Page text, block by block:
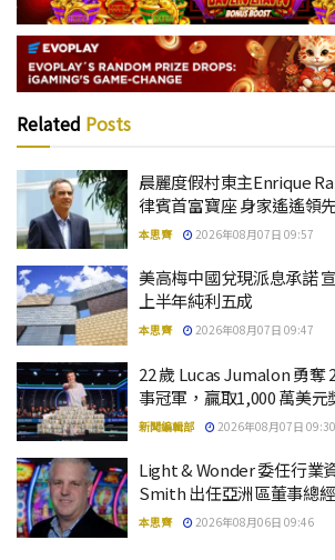
Related Posts
晨麗度假村東主Enrique
律賓首富寶座 身家遙遙領先
本思齊 2026年08月07日 09:57
美高梅中國兌現派息承諾
上半年純利五成
本思齊 2026年08月07日 09:47
22 歲 Lucas Jumalon 勇奪
事冠軍，贏取1,000 萬美元
新聞編輯部 2026年08月07日 09:30
Light & Wonder 委任行業
Smith 出任亞洲區董事總
本思齊 2026年08月06日 09:46